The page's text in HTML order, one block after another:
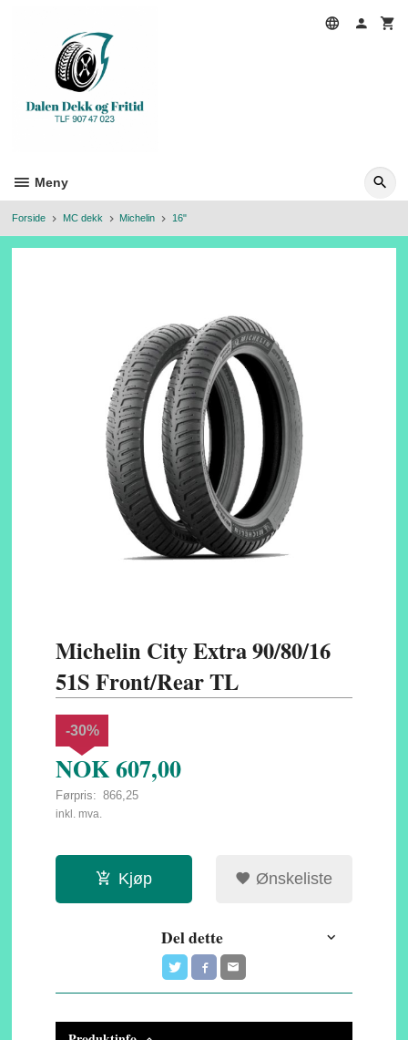
Meny
Forside MC dekk Michelin 16"
Michelin City Extra 90/80/16
51S Front/Rear TL
NOK607,00
Førpris: 866,25
Rabatt
-30%
inkl. mva.
Kjøp Ønskeliste
Del dette